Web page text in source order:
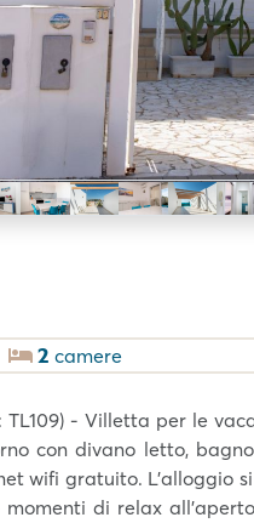
2 camere
TL109) - Villetta per le
con divano letto,
wifi gratuito.
di relax